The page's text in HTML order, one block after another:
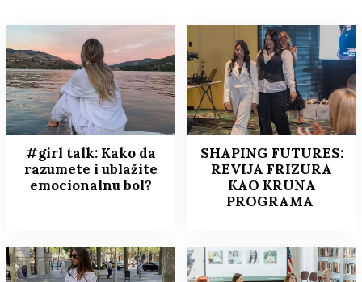
#girl talk: Kako da
razumete i ublažite
emocionalnu bol?
SHAPING FUTURES:
REVIJA FRIZURA
KAO KRUNA
PROGRAMA